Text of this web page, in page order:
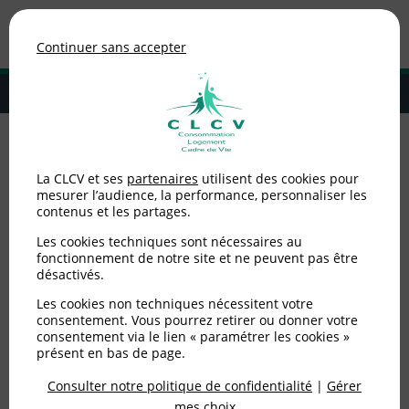
MENU
Adhérer à la CLCV
difficultés qui s’amoncellent
Baromètre ANCOLS 2023
: des difficultés qui
s’amoncellent
Publié le30/11/2023(mis à jour le
Logement
Continuer sans accepter
La CLCV et ses partenaires utilisent des cookies pour
mesurer l’audience, la performance, personnaliser les
contenus et les partages.
Les cookies techniques sont nécessaires au
fonctionnement de notre site et ne peuvent pas être
désactivés.
Les cookies non techniques nécessitent votre
consentement. Vous pourrez retirer ou donner votre
consentement via le lien « paramétrer les cookies »
présent en bas de page.
Consulter notre politique de confidentialité | Gérer